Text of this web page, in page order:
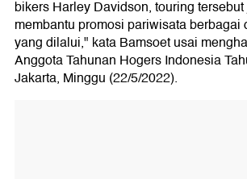
bikers Harley Davidson, touring
membantu promosi pariwisata berbagai
yang dilalui," kata Bamsoet usai
Anggota Tahunan Hogers Indonesia
Jakarta, Minggu (22/5/2022).